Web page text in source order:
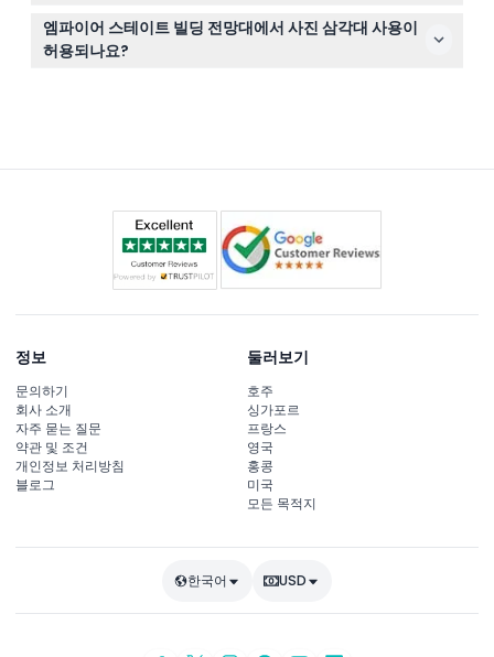
엠파이어 스테이트 빌딩 티켓은 환불 불가이며 취소할 수
없으니 예약 전에 계획을 확정하시기 바랍니다.
엠파이어 스테이트 빌딩 전망대에서 사진 삼각대 사용이
허용되나요?
정보
문의하기
회사 소개
자주 묻는 질문
약관 및 조건
개인정보 처리방침
블로그
둘러보기
호주
싱가포르
프랑스
영국
홍콩
미국
모든 목적지
한국어 USD